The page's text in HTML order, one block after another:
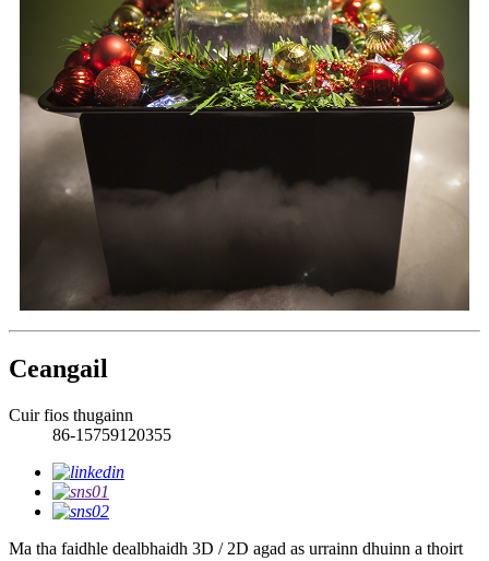
Ceangail
Cuir fios thugainn
86-15759120355
Ma tha faidhle dealbhaidh 3D / 2D agad as urrainn dhuinn a thoirt